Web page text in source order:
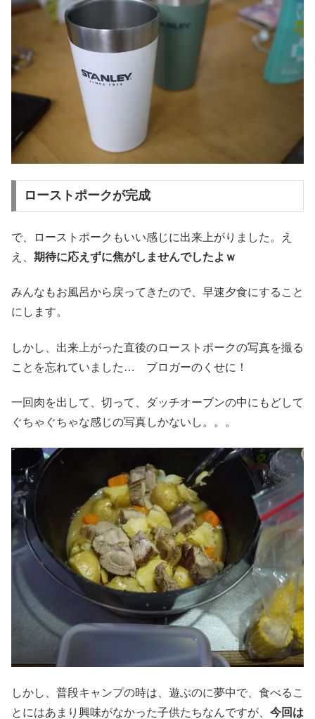
ローストポークが完成
で、ローストポークもいい感じに出来上がりました。え
え、 期待に応えずに焦がしませんでしたよｗ
みんなもお風呂から戻ってきたので、早速夕食にすること
にします。
しかし、出来上がった直後のローストポークの写真を撮る
ことを忘れていました… ブロガーのくせに！
一回肉を出して、切って、ダッチオーブンの中にもどして
ぐちゃぐちゃな感じの写真しかないし。。。
しかし、普段キャンプの時は、遊ぶのに夢中で、食べるこ
とにはあまり興味がなかった子供たちなんですが、 今回は